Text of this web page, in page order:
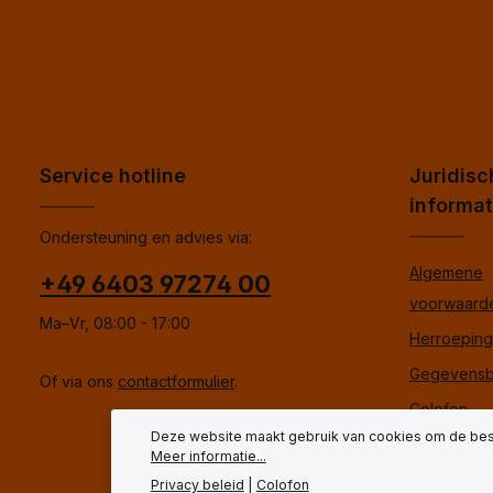
Service hotline
Ondersteuning en advies via:
+49 6403 97274 00
Ma–Vr, 08:00 - 17:00
Of via ons contactformulier.
Algemene
Colofon
Deze website maakt gebruik van cookies om de
Meer informatie...
Privacy beleid
Colofon